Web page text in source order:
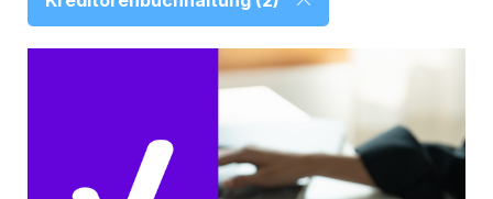
Benachrichtigungshäufigkeit*
Basware darf meine über das vorliegende Formular
erhobenen Kontaktdaten verarbeiten, um meine
Anfrage in Übereinstimmung mit dem